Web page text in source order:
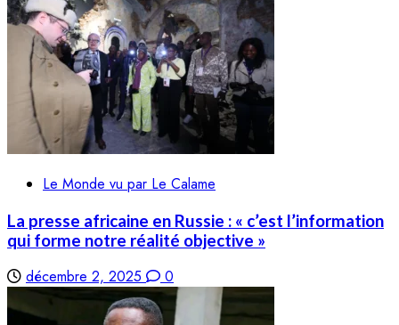
Le Monde vu par Le Calame
La presse africaine en Russie : « c’est l’information
qui forme notre réalité objective »
décembre 2, 2025 0